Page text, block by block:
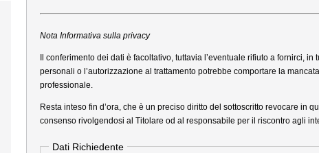
Nota Informativa sulla privacy
Il conferimento dei dati è facoltativo, tuttavia l’eventuale rifiuto a fornirci, in
personali o l’autorizzazione al trattamento potrebbe comportare la
professionale.
Resta inteso fin d’ora, che è un preciso diritto del sottoscritto revocare in
consenso rivolgendosi al Titolare od al responsabile per il riscontro agli
Dati Richiedente